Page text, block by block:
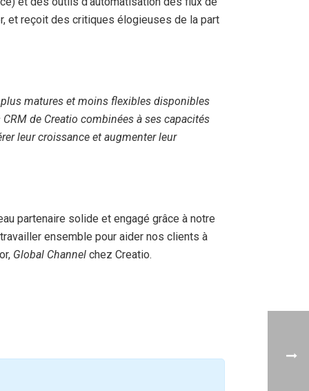
et reçoit des critiques élogieuses de la part
matures et moins flexibles disponibles
de Creatio combinées à ses capacités
leur croissance et augmenter leur
partenaire solide et engagé grâce à notre
ensemble pour aider nos clients à
Global Channel chez Creatio.